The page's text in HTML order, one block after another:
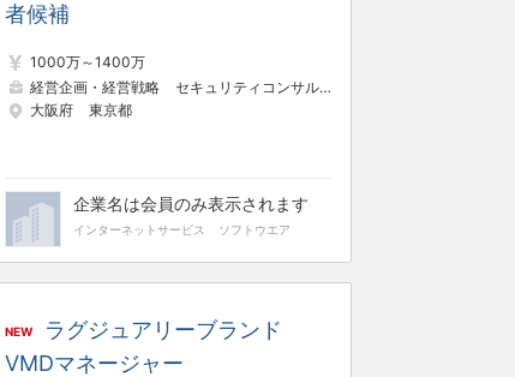
者候補
1000万～1400万
経営企画・経営戦略
セキュリティコンサルタント
大阪府
東京都
企業名は会員のみ表示されます
インターネットサービス ソフトウエア
NEW
ラグジュアリーブランド
VMDマネージャー